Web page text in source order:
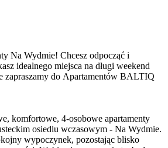
Na Wydmie! Chcesz odpocząć i
idealnego miejsca na długi weekend
zapraszamy do Apartamentów BALTIQ
komfortowe, 4-osobowe apartamenty
osiedlu wczasowym - Na Wydmie.
wypoczynek, pozostając blisko